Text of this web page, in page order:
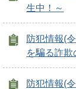
生中！～
防犯情報(
を騙る詐欺
防犯情報(